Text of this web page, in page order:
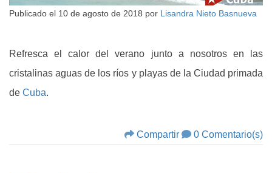
Publicado el 10 de agosto de 2018 por Lisandra Nieto Basnueva
Refresca el calor del verano junto a nosotros en las
cristalinas aguas de los ríos y playas de la Ciudad primada
de Cuba.
Compartir 0 Comentario(s)